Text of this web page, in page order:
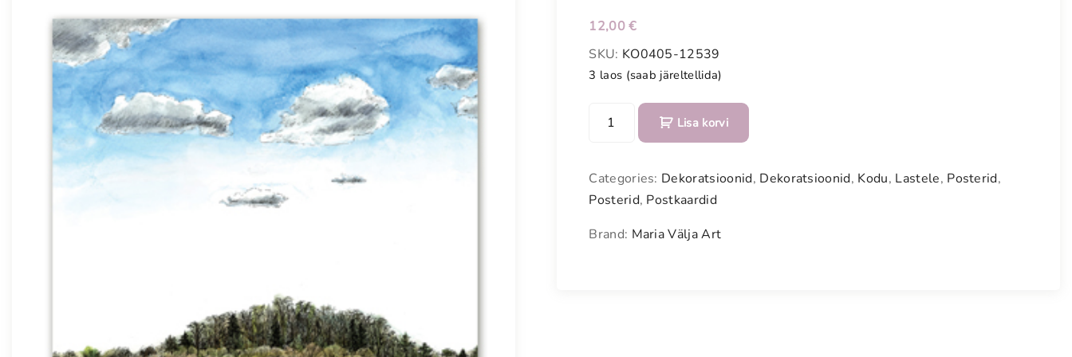
Meestele
Kodu
KOHVIK
12,00€
SKU: KO0405-12539
3 laos (saab järeltellida)
t
e
"
Lisa korvi
Categories: Dekoratsioonid, Dekoratsioonid, Kodu, Lastele, Posterid,
Posterid, Postkaardid
Brand: Maria Välja Art